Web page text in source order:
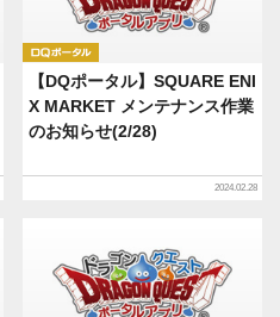
【DQポータル】SQUARE ENI
X MARKET メンテナンス作業
のお知らせ(2/28)
2024.02.28